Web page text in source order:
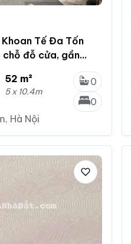
Tế Đa Tốn
chỗ đỗ cửa, gần
52 m²
5 x 10.4m
0
0
Hà Nội